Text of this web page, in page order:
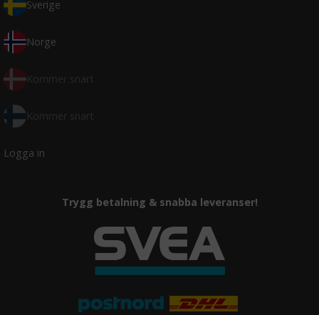
Sverige
Norge
Logga in
Trygg betalning & snabba leveranser!